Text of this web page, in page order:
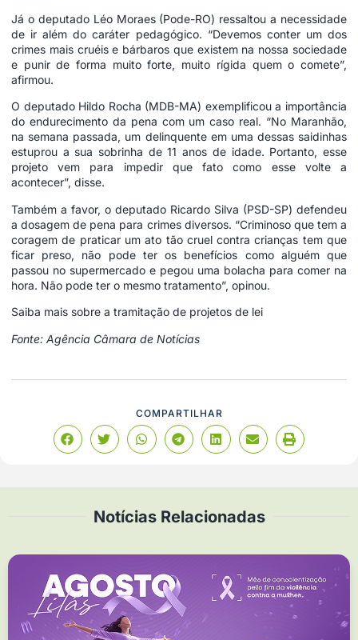
Já o deputado Léo Moraes (Pode-RO) ressaltou a necessidade
de ir além do caráter pedagógico. “Devemos conter um dos
crimes mais cruéis e bárbaros que existem na nossa sociedade
e punir de forma muito forte, muito rígida quem o comete”,
afirmou.
O deputado Hildo Rocha (MDB-MA) exemplificou a importância
do endurecimento da pena com um caso real. “No Maranhão,
na semana passada, um delinquente em uma dessas saidinhas
estuprou a sua sobrinha de 11 anos de idade. Portanto, esse
projeto vem para impedir que fato como esse volte a
acontecer”, disse.
Também a favor, o deputado Ricardo Silva (PSD-SP) defendeu
a dosagem de pena para crimes diversos. “Criminoso que tem a
coragem de praticar um ato tão cruel contra crianças tem que
ficar preso, não pode ter os benefícios como alguém que
passou no supermercado e pegou uma bolacha para comer na
hora. Não pode ter o mesmo tratamento”, opinou.
Saiba mais sobre a tramitação de projetos de lei
Fonte: Agência Câmara de Notícias
COMPARTILHAR
Notícias Relacionadas